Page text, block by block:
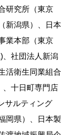
研究所（東京
新潟県）、日本
業本部（東京
、社団法人新潟
活衛生同業組合
、十日町専門店
サルティング
岡県）、日本製